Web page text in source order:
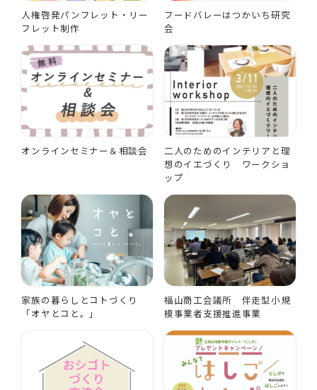
人権啓発パンフレット・リー
フレット制作
フードバレーはつかいち研究
会
オンラインセミナー＆相談会
二人のためのインテリアと理
想のイエづくり ワークショ
ップ
家族の暮らしとコトづくり
「オヤとコと。」
福山商工会議所 伴走型小規
模事業者支援推進事業